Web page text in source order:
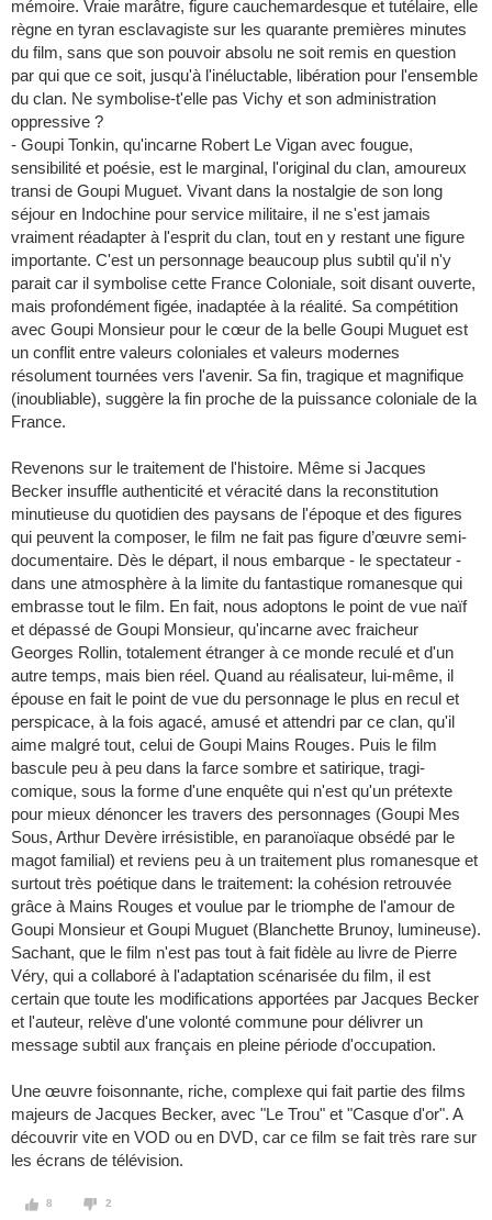
mémoire. Vraie marâtre, figure cauchemardesque et tutélaire, elle
règne en tyran esclavagiste sur les quarante premières minutes
du film, sans que son pouvoir absolu ne soit remis en question
par qui que ce soit, jusqu'à l'inéluctable, libération pour l'ensemble
du clan. Ne symbolise-t'elle pas Vichy et son administration
oppressive ?
- Goupi Tonkin, qu'incarne Robert Le Vigan avec fougue,
sensibilité et poésie, est le marginal, l'original du clan, amoureux
transi de Goupi Muguet. Vivant dans la nostalgie de son long
séjour en Indochine pour service militaire, il ne s'est jamais
vraiment réadapter à l'esprit du clan, tout en y restant une figure
importante. C'est un personnage beaucoup plus subtil qu'il n'y
parait car il symbolise cette France Coloniale, soit disant ouverte,
mais profondément figée, inadaptée à la réalité. Sa compétition
avec Goupi Monsieur pour le cœur de la belle Goupi Muguet est
un conflit entre valeurs coloniales et valeurs modernes
résolument tournées vers l'avenir. Sa fin, tragique et magnifique
(inoubliable), suggère la fin proche de la puissance coloniale de la
France.
Revenons sur le traitement de l'histoire. Même si Jacques
Becker insuffle authenticité et véracité dans la reconstitution
minutieuse du quotidien des paysans de l'époque et des figures
qui peuvent la composer, le film ne fait pas figure d’œuvre semi-
documentaire. Dès le départ, il nous embarque - le spectateur -
dans une atmosphère à la limite du fantastique romanesque qui
embrasse tout le film. En fait, nous adoptons le point de vue naïf
et dépassé de Goupi Monsieur, qu'incarne avec fraicheur
Georges Rollin, totalement étranger à ce monde reculé et d'un
autre temps, mais bien réel. Quand au réalisateur, lui-même, il
épouse en fait le point de vue du personnage le plus en recul et
perspicace, à la fois agacé, amusé et attendri par ce clan, qu'il
aime malgré tout, celui de Goupi Mains Rouges. Puis le film
bascule peu à peu dans la farce sombre et satirique, tragi-
comique, sous la forme d'une enquête qui n'est qu'un prétexte
pour mieux dénoncer les travers des personnages (Goupi Mes
Sous, Arthur Devère irrésistible, en paranoïaque obsédé par le
magot familial) et reviens peu à un traitement plus romanesque et
surtout très poétique dans le traitement: la cohésion retrouvée
grâce à Mains Rouges et voulue par le triomphe de l'amour de
Goupi Monsieur et Goupi Muguet (Blanchette Brunoy, lumineuse).
Sachant, que le film n'est pas tout à fait fidèle au livre de Pierre
Véry, qui a collaboré à l'adaptation scénarisée du film, il est
certain que toute les modifications apportées par Jacques Becker
et l'auteur, relève d'une volonté commune pour délivrer un
message subtil aux français en pleine période d'occupation.
Une œuvre foisonnante, riche, complexe qui fait partie des films
majeurs de Jacques Becker, avec "Le Trou" et "Casque d'or". A
découvrir vite en VOD ou en DVD, car ce film se fait très rare sur
les écrans de télévision.
8 2